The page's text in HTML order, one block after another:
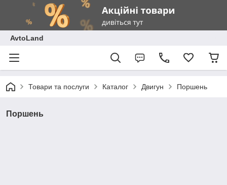
AvtoLand
Товари та послуги Каталог Двигун Поршень
Поршень